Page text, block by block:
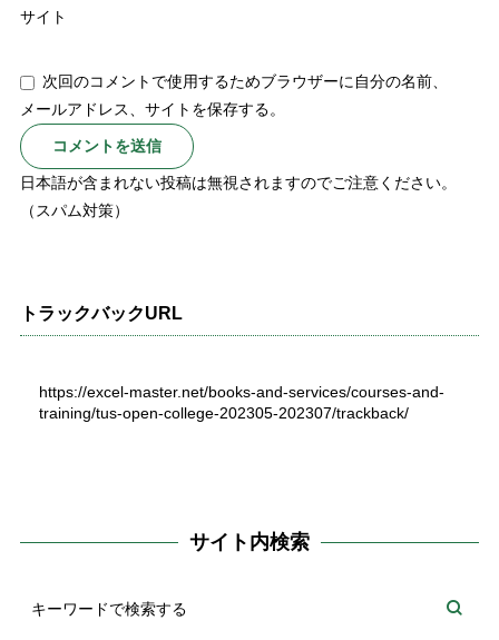
サイト
次回のコメントで使用するためブラウザーに自分の名前、
メールアドレス、サイトを保存する。
日本語が含まれない投稿は無視されますのでご注意ください。
（スパム対策）
トラックバックURL
https://excel-master.net/books-and-services/courses-and-
training/tus-open-college-202305-202307/trackback/
サイト内検索